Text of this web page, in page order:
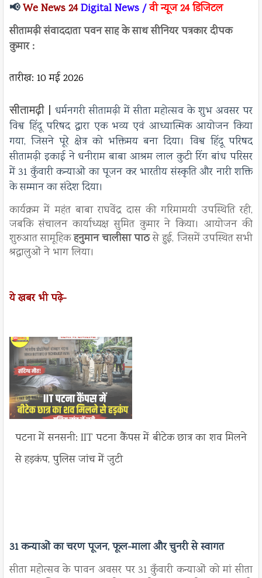
📢We News 24Digital News /वी न्यूज 24 डिजिटल
सीतामढ़ी संवाददाता पवन साह के साथ सीनियर पत्रकार दीपक
कुमार :
तारीख: 10 मई 2026
सीतामढ़ी | धर्मनगरी सीतामढ़ी में सीता महोत्सव के शुभ अवसर पर
विश्व हिंदू परिषद द्वारा एक भव्य एवं आध्यात्मिक आयोजन किया
गया, जिसने पूरे क्षेत्र को भक्तिमय बना दिया।विश्व हिंदू परिषद
सीतामढ़ी इकाई ने धनीराम बाबा आश्रम लाल कुटी रिंग बांध परिसर
में 31 कुँवारी कन्याओं का पूजन कर भारतीय संस्कृति और नारी शक्ति
के सम्मान का संदेश दिया।
कार्यक्रम में महंत बाबा राघवेंद्र दास की गरिमामयी उपस्थिति रही,
जबकि संचालन कार्याध्यक्ष सुमित कुमार ने किया। आयोजन की
शुरुआत सामूहिकहनुमान चालीसा पाठसे हुई, जिसमें उपस्थित सभी
श्रद्धालुओं ने भाग लिया।
ये खबर भी पढ़े-
पटना में सनसनी: IIT पटना कैंपस में बीटेक छात्र का शव मिलने
से हड़कंप, पुलिस जांच में जुटी
31 कन्याओं का चरण पूजन, फूल-माला और चुनरी से स्वागत
सीता महोत्सव के पावन अवसर पर 31 कुँवारी कन्याओं को मां सीता